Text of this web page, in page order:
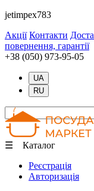
jetimpex783
Акції Контакти
повернення, гарантії
+38 (050) 973-95-05
UA
RU
☰ Каталог
Реєстрація
Авторизація